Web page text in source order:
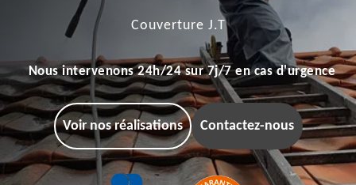
Couverture J.T
Nous intervenons 24h/24 sur 7j/7 en cas d'urgence
Voir nos réalisations Contactez-nous